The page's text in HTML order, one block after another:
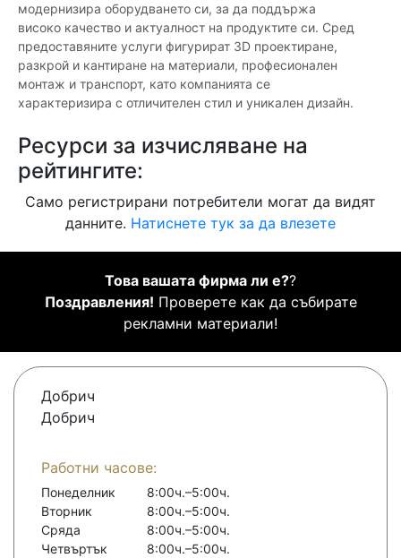
модернизира оборудването си, за да поддържа
високо качество и актуалност на продуктите си. Сред
предоставяните услуги фигурират 3D проектиране,
разкрой и кантиране на материали, професионален
монтаж и транспорт, като компанията се
характеризира с отличителен стил и уникален дизайн.
Ресурси за изчисляване на
рейтингите:
Само регистрирани потребители могат да видят
данните. Натиснете тук за да влезете
Това вашата фирма ли е??
Поздравления! Проверете как да събирате
рекламни материали!
Добрич
Добрич
Работни часове:
Понеделник
8:00ч.–5:00ч.
Вторник
8:00ч.–5:00ч.
Сряда
8:00ч.–5:00ч.
Четвъртък
8:00ч.–5:00ч.